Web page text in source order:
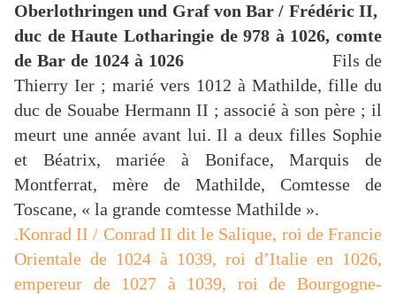
Oberlothringen und Graf von Bar / Frédéric II,
duc de Haute Lotharingie de 978 à 1026, comte
de Bar de 1024 à 1026 Fils de
Thierry Ier ; marié vers 1012 à Mathilde, fille du
duc de Souabe Hermann II ; associé à son père ; il
meurt une année avant lui. Il a deux filles Sophie
et Béatrix, mariée à Boniface, Marquis de
Montferrat, mère de Mathilde, Comtesse de
Toscane, « la grande comtesse Mathilde ».
.Konrad II / Conrad II dit le Salique, roi de Francie
Orientale de 1024 à 1039, roi d’Italie en 1026,
empereur de 1027 à 1039, roi de Bourgogne-